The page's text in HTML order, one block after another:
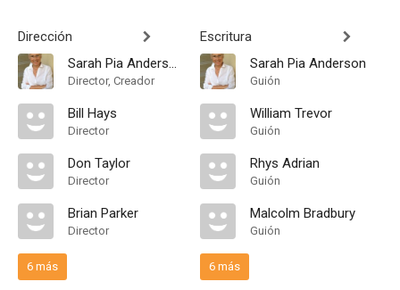
Dirección
Sarah Pia Anderson
Director, Creador
Bill Hays
Director
Don Taylor
Director
Brian Parker
Director
6 más
Escritura
Sarah Pia Anderson
Guión
William Trevor
Guión
Rhys Adrian
Guión
Malcolm Bradbury
Guión
6 más